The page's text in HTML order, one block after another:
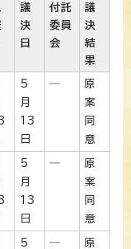
議
決
日
付託
委員
会
議
決
結
果
5
月
13
日
―
原
案
同
意
5
月
13
日
―
原
案
同
意
5
―
原